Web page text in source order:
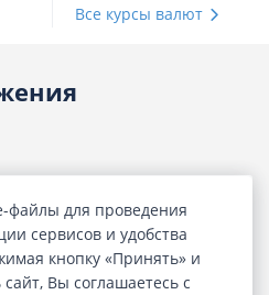
Все курсы валют
файлы для проведения
сервисов и удобства
кнопку «Принять» и
Вы соглашаетесь с